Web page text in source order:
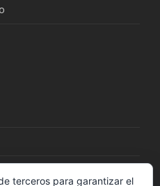
terceros para garantizar el